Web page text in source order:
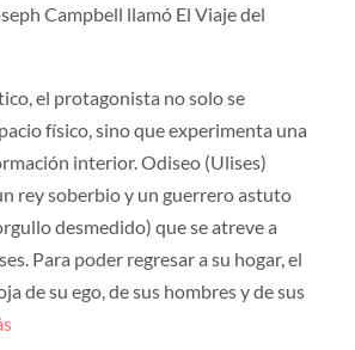
Campbell llamó El Viaje del
el protagonista no solo se
físico, sino que experimenta una
interior. Odiseo (Ulises)
rey soberbio y un guerrero astuto
desmedido) que se atreve a
Para poder regresar a su hogar, el
de su ego, de sus hombres y de sus